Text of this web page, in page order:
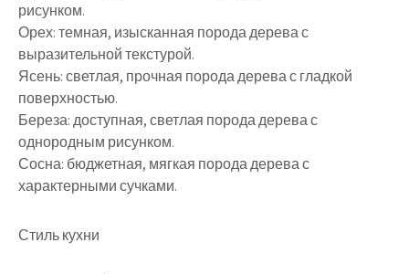
рисунком.
Орех: темная, изысканная порода дерева с
выразительной текстурой.
Ясень: светлая, прочная порода дерева с гладкой
поверхностью.
Береза: доступная, светлая порода дерева с
однородным рисунком.
Сосна: бюджетная, мягкая порода дерева с
характерными сучками.
Стиль кухни